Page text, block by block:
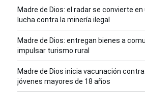
Madre de Dios: el radar se convierte en
lucha contra la minería ilegal
Madre de Dios: entregan bienes a
impulsar turismo rural
Madre de Dios inicia vacunación
jóvenes mayores de 18 años